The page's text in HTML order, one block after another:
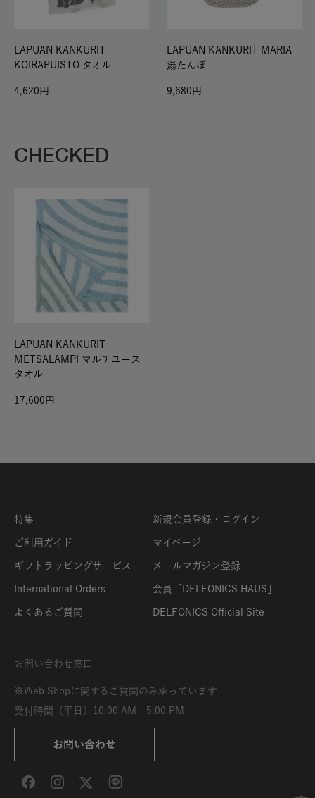
LAPUAN KANKURIT
KOIRAPUISTO タオル
4,620
LAPUAN KANKURIT MARIA
湯たんぽ
9,680
CHECKED
LAPUAN KANKURIT
METSALAMPI マルチユース
タオル
17,600
特集
ご利用ガイド
ギフトラッピングサービス
International Orders
よくあるご質問
新規会員登録・ログイン
マイページ
メールマガジン登録
会員「DELFONICS HAUS」
DELFONICS Official Site
お問い合わせ窓口
※Web Shopに関するご質問のみ承っています
受付時間（平日）10:00 AM - 5:00 PM
お問い合わせ